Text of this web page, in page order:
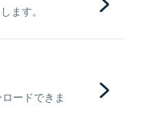
ます。
ードできま